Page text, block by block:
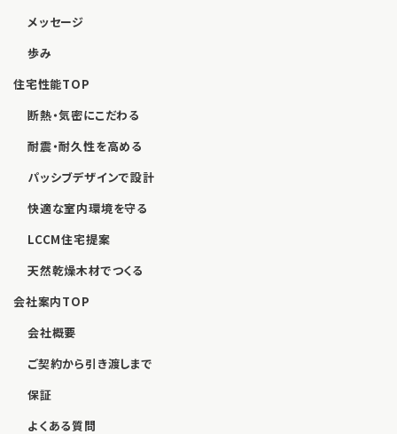
メッセージ
歩み
住宅性能TOP
断熱・気密にこだわる
耐震・耐久性を高める
パッシブデザインで設計
快適な室内環境を守る
LCCM住宅提案
天然乾燥木材でつくる
会社案内TOP
会社概要
ご契約から引き渡しまで
保証
よくある質問